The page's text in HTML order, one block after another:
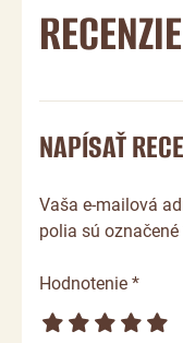
NAPÍSAŤ
Vaša e-mailová
polia sú označené
Hodnotenie *